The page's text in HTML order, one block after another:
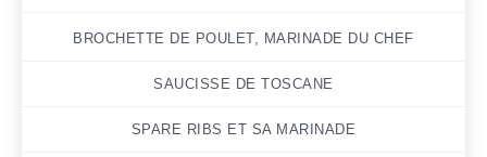
BROCHETTE DE POULET, MARINADE DU CHEF
SAUCISSE DE TOSCANE
SPARE RIBS ET SA MARINADE